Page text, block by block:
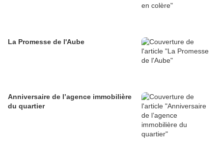
La Promesse de l'Aube
Anniversaire de l’agence immobilière
du quartier